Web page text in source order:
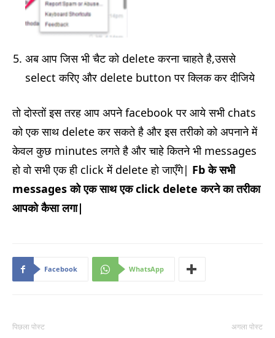
अब आप जिस भी चैट को delete करना चाहते है,उससे
select करिए और delete button पर क्लिक कर दीजिये
तो दोस्तों इस तरह आप अपने facebook पर आये सभी chats
को एक साथ delete कर सकते है और इस तरीको को अपनाने में
केवल कुछ minutes लगते है और चाहे कितने भी messages
हो वो सभी एक ही click में delete हो जाएँगे| Fb के सभी
messages को एक साथ एक click delete करने का तरीका
आपको कैसा लगा|
Facebook WhatsApp
पिछला पोस्ट अगला पोस्ट